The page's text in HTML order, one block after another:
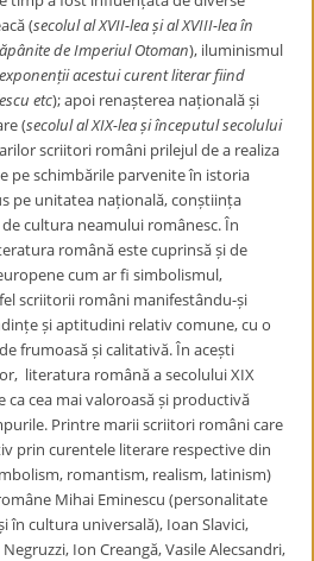
(secolul al XVII-lea și al XVIII-lea în
de Imperiul Otoman), iluminismul
exponenții acestui curent literar fiind
etc); apoi renașterea națională și
(secolul al XIX-lea și începutul secolului
scriitori români prilejul de a realiza
peschimbările parvenite în istoria
pe unitatea națională, conștiința
cultura neamului românesc. În
română este cuprinsă și de
cum ar fi simbolismul,
scriitorii români manifestându-și
și aptitudini relativ comune, cuo
frumoasă și calitativă. În acești
literatura română a secolului XIX
ca cea mai valoroasă și productivă
Printre marii scriitori români care
prin curentele literare respective din
romantism, realism, latinism)
Mihai Eminescu (personalitate
în cultura universală), Ioan Slavici,
Ion Creangă, Vasile Alecsandri,